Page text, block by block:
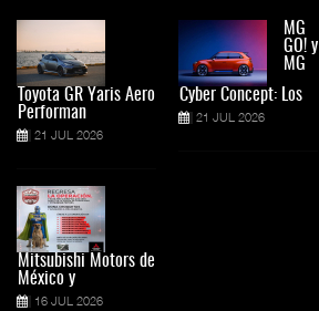
Toyota GR Yaris Aero
Performan
21 JUL 2026
Mitsubishi Motors de
México y
16 JUL 2026
MG
GO! y
MG
Cyber Concept: Los
21 JUL 2026